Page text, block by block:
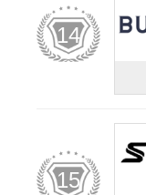
14
15